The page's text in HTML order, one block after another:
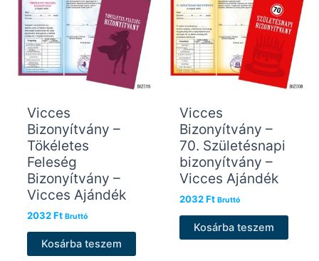
Vicces
Bizonyítvány –
Tökéletes
Feleség
Bizonyítvány –
Vicces Ajándék
2032Ft Bruttó
Kosárba teszem
Vicces
Bizonyítvány –
70. Születésnapi
bizonyítvány –
Vicces Ajándék
2032Ft Bruttó
Kosárba teszem